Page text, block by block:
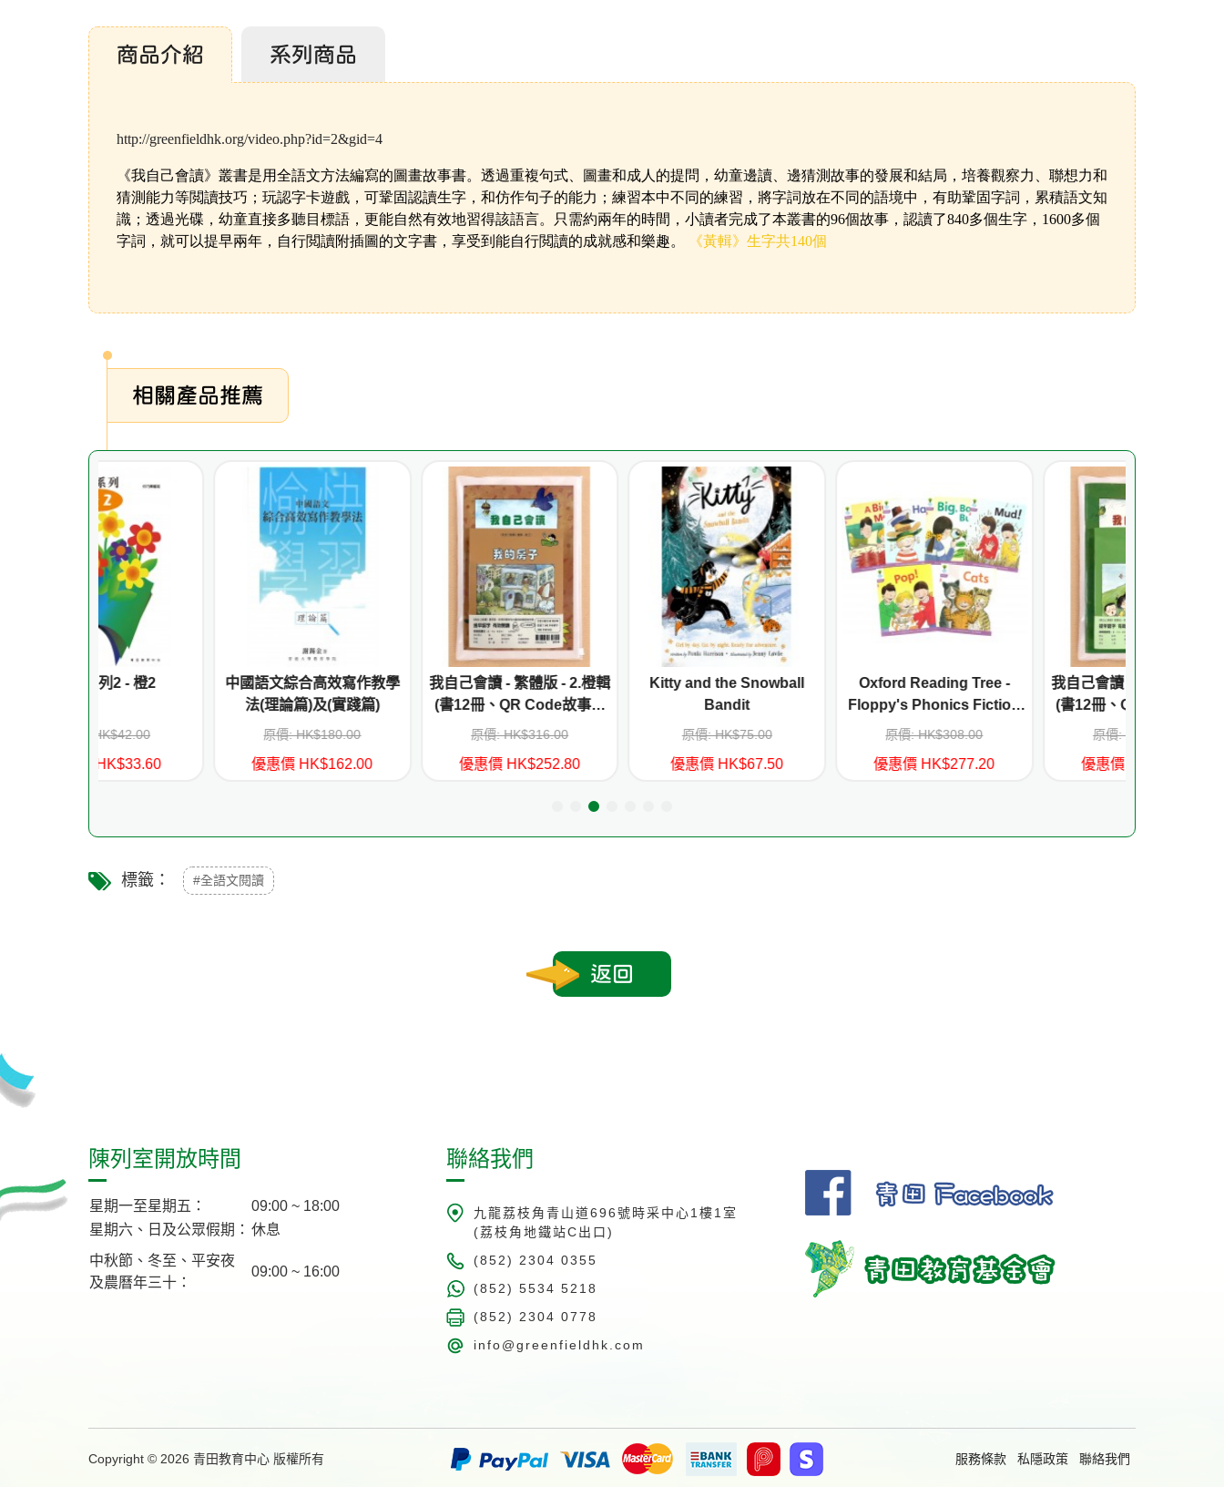
商品介紹 系列商品
http://greenfieldhk.org/video.php?id=2&gid=4
《我自己會讀》叢書是用全語文方法編寫的圖畫故事書。透過重複句式、圖畫和成人的提問，幼童邊讀、邊猜測故事的發展和結局，培養觀察力、聯想力和
猜測能力等閲讀技巧；玩認字卡遊戲，可鞏固認讀生字，和仿作句子的能力；練習本中不同的練習，將字詞放在不同的語境中，有助鞏固字詞，累積語文知
識；透過光碟，幼童直接多聽目標語，更能自然有效地習得該語言。只需約兩年的時間，小讀者完成了本叢書的96個故事，認讀了840多個生字，1600多個
字詞，就可以提早兩年，自行閲讀附插圖的文字書，享受到能自行閲讀的成就感和樂趣。 《黃輯》生字共140個
相關產品推薦
中國語文綜合高效寫作教學
法(理論篇)及(實踐篇)
原價: HK$180.00
優惠價 HK$162.00
我自己會讀 - 繁體版 - 2.橙輯
(書12冊、QR Code故事錄
原價: HK$316.00
優惠價 HK$252.80
Kitty and the Snowball
Bandit
原價: HK$75.00
優惠價 HK$67.50
Oxford Reading Tree -
Floppy's Phonics Fiction
原價: HK$308.00
優惠價 HK$277.20
我自己會讀 - 繁體版 - 4.綠輯
(書12冊、QR Code故事錄
原價: HK$316.00
優惠價 HK$252.80
標籤： #全語文閱讀
返回
陳列室開放時間
星期一至星期五：
09:00 ~ 18:00
星期六、日及公眾假期： 休息
中秋節、冬至、平安夜
及農曆年三十：
09:00 ~ 16:00
聯絡我們
九龍荔枝角青山道696號時采中心1樓1室
(荔枝角地鐵站C出口)
(852) 2304 0355
(852) 5534 5218
(852) 2304 0778
info@greenfieldhk.com
Copyright © 2026 青田教育中心 版權所有 服務條款 私隱政策 聯絡我們